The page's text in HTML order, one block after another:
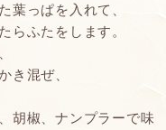
葉っぱを入れて、
らふたをします。
き混ぜ、
胡椒、ナンプラーで味